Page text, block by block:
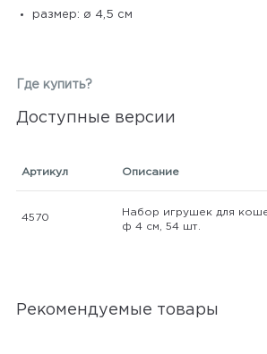
размер: ø 4,5 см
Где купить?
Доступные версии
Артикул Описание
4570
Набор игрушек для
ф 4 см, 54 шт.
Рекомендуемые товары